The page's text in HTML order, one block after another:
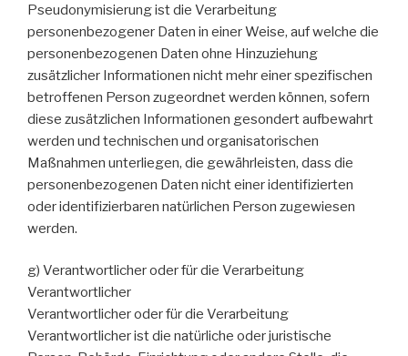
Pseudonymisierung ist die Verarbeitung
personenbezogener Daten in einer Weise, auf welche die
personenbezogenen Daten ohne Hinzuziehung
zusätzlicher Informationen nicht mehr einer spezifischen
betroffenen Person zugeordnet werden können, sofern
diese zusätzlichen Informationen gesondert aufbewahrt
werden und technischen und organisatorischen
Maßnahmen unterliegen, die gewährleisten, dass die
personenbezogenen Daten nicht einer identifizierten
oder identifizierbaren natürlichen Person zugewiesen
werden.
g) Verantwortlicher oder für die Verarbeitung
Verantwortlicher
Verantwortlicher oder für die Verarbeitung
Verantwortlicher ist die natürliche oder juristische